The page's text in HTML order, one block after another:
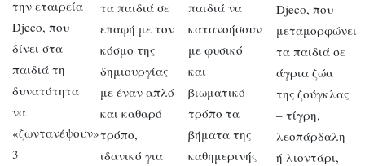
την εταιρεία
Djeco, που
δίνει στα
παιδιά τη
δυνατότητα
να
«ζωντανέψουν»
3
τα παιδιά σε
επαφή με τον
κόσμο της
δημιουργίας
με έναν απλό
και καθαρό
τρόπο,
ιδανικό για
παιδιά να
κατανοήσουν
με φυσικό
και
βιωματικό
τρόπο τα
βήματα της
καθημερινής
Djeco, που
μεταμορφώνει
τα παιδιά σε
άγρια ζώα
της ζούγκλας
– τίγρη,
λεοπάρδαλη
ή λιοντάρι,